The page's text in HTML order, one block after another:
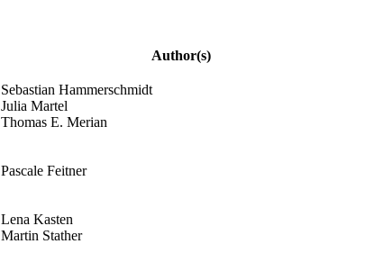
Author(s)
Sebastian Hammerschmidt
Julia Martel
Thomas E. Merian
Pascale Feitner
Lena Kasten
Martin Stather